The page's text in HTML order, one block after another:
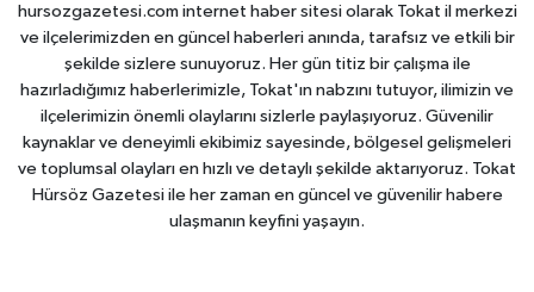
hursozgazetesi.com internet haber sitesi olarak Tokat il merkezi
ve ilçelerimizden en güncel haberleri anında, tarafsız ve etkili bir
şekilde sizlere sunuyoruz. Her gün titiz bir çalışma ile
hazırladığımız haberlerimizle, Tokat'ın nabzını tutuyor, ilimizin ve
ilçelerimizin önemli olaylarını sizlerle paylaşıyoruz. Güvenilir
kaynaklar ve deneyimli ekibimiz sayesinde, bölgesel gelişmeleri
ve toplumsal olayları en hızlı ve detaylı şekilde aktarıyoruz. Tokat
Hürsöz Gazetesi ile her zaman en güncel ve güvenilir habere
ulaşmanın keyfini yaşayın.